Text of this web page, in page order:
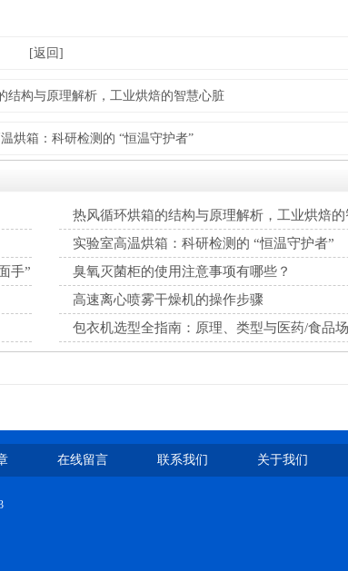
[返回]
结构与原理解析，工业烘焙的智慧心脏
烘箱：科研检测的 “恒温守护者”
热风循环烘箱的结构与原理解析，工业烘焙
实验室高温烘箱：科研检测的 “恒温守护者”
手”
臭氧灭菌柜的使用注意事项有哪些？
高速离心喷雾干燥机的操作步骤
包衣机选型全指南：原理、类型与医药/食品
解​
在线留言 联系我们 关于我们